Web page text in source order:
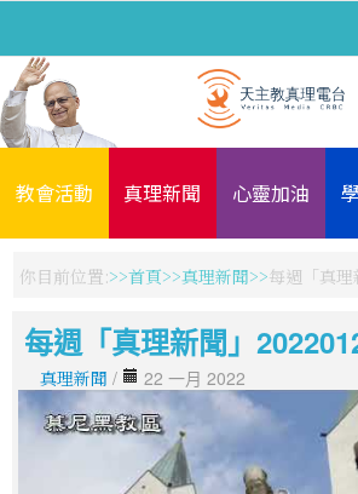
教會活動 真理新聞 心靈加油
你目前位置: 首頁 真理新聞 每週「真理
每週「真理新聞」
真理新聞 / 22 一月 2022